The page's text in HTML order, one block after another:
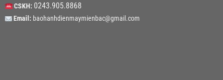
CSKH: 0243.905.8868
Email: baohanhdienmaymienbac@gmail.com